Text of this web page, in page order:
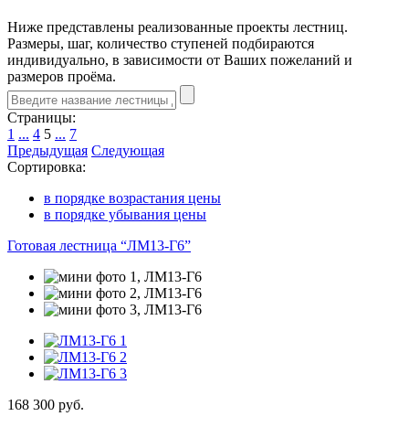
Ниже представлены реализованные проекты лестниц.
Размеры, шаг, количество ступеней подбираются
индивидуально, в зависимости от Ваших пожеланий и
размеров проёма.
Страницы:
1 ... 4 5 ... 7
Предыдущая Следующая
Сортировка:
в порядке возрастания цены
в порядке убывания цены
Готовая лестница “ЛМ13-Г6”
168 300 руб.